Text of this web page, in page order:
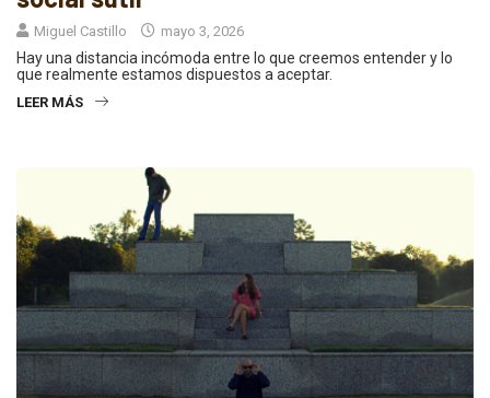
Miguel Castillo mayo 3, 2026
Hay una distancia incómoda entre lo que creemos entender y lo
que realmente estamos dispuestos a aceptar.
LEER MÁS